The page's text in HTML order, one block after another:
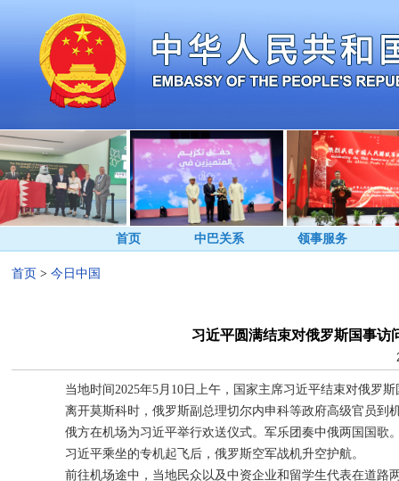
首页 中巴关系 领事服务
首页 > 今日中国
习近平圆满结束对俄罗斯国事访
当地时间2025年5月10日上午，国家主席习近平结束对俄罗
离开莫斯科时，俄罗斯副总理切尔内申科等政府高级官员到
俄方在机场为习近平举行欢送仪式。军乐团奏中俄两国国歌
习近平乘坐的专机起飞后，俄罗斯空军战机升空护航。
前往机场途中，当地民众以及中资企业和留学生代表在道路